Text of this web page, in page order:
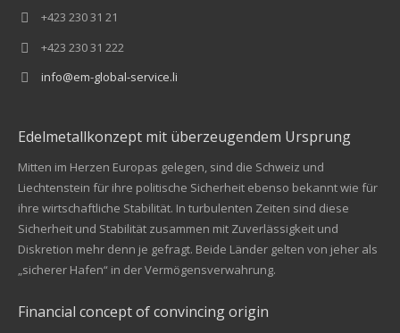
+423 230 31 21
+423 230 31 222
info@em-global-service.li
Edelmetallkonzept mit überzeugendem Ursprung
Mitten im Herzen Europas gelegen, sind die Schweiz und
Liechtenstein für ihre politische Sicherheit ebenso bekannt wie für
ihre wirtschaftliche Stabilität. In turbulenten Zeiten sind diese
Sicherheit und Stabilität zusammen mit Zuverlässigkeit und
Diskretion mehr denn je gefragt. Beide Länder gelten von jeher als
„sicherer Hafen“ in der Vermögensverwahrung.
Financial concept of convincing origin